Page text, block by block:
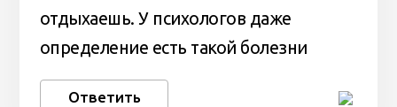
отдыхаешь. У психологов даже
определение есть такой болезни
Ответить